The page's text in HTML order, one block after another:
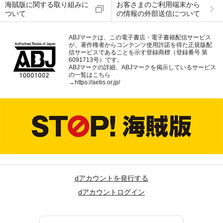
海賊版に関する取り組みに
ついて
お客さまのご利用端末から
の情報の外部送信について
ABJマークは、この電子書店・電子書籍配信サービス
が、著作権者からコンテンツ使用許諾を得た正規版配
信サービスであることを示す登録商標（登録番号 第
6091713号）です。
ABJマークの詳細、ABJマークを掲示しているサービス
の一覧はこちら
→ https://aebs.or.jp/
dアカウントを発行する
dアカウントログイン